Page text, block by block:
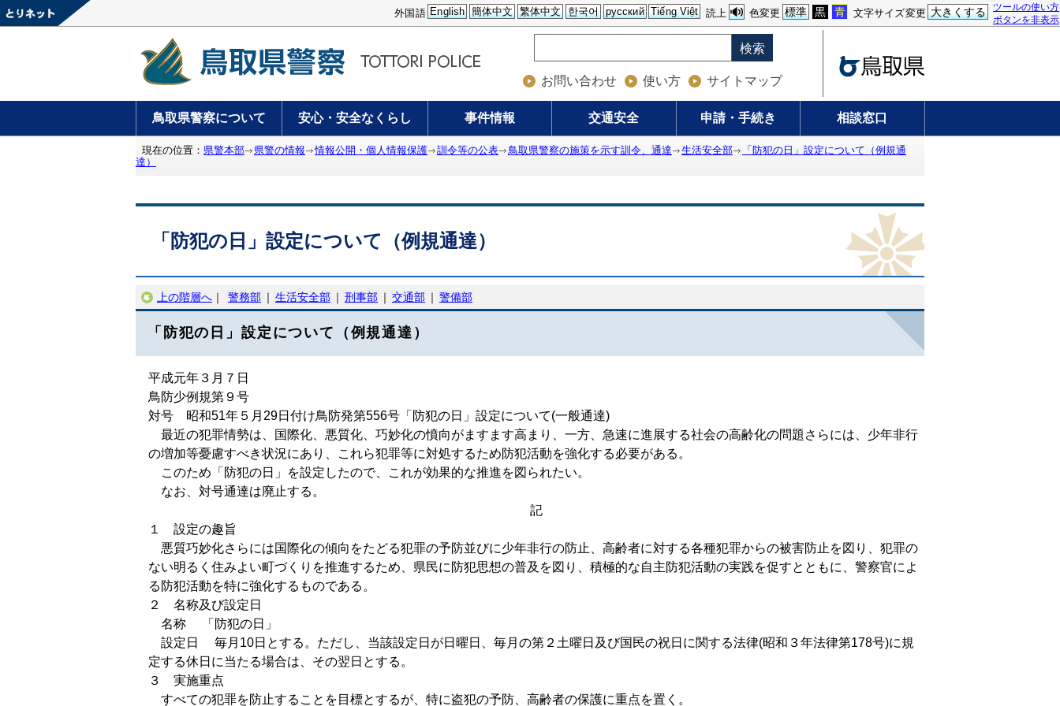
ツールの使い方
ボタンを非表示
文字サイズ変更 大きくする
色変更 標準 黒 青
読上
外国語 English 簡体中文 繁体中文 한국어 русский Tiếng Việt
検索
お問い合わせ 使い方 サイトマップ
鳥取県警察について 安心・安全なくらし 事件情報 交通安全 申請・手続き 相談窓口
現在の位置： 県警本部 県警の情報 情報公開・個人情報保護 訓令等の公表 鳥取県警察の施策を示す訓令、通達 生活安全部
「防犯の日」設定について（例規通
達）
「防犯の日」設定について（例規通達）
上の階層へ ｜ 警務部 ｜ 生活安全部 ｜ 刑事部 ｜ 交通部 ｜ 警備部
「防犯の日」設定について（例規通達）
平成元年３月７日
鳥防少例規第９号
対号 昭和51年５月29日付け鳥防発第556号「防犯の日」設定について(一般通達)
最近の犯罪情勢は、国際化、悪質化、巧妙化の憤向がますます高まり、一方、急速に進展する社会の高齢化の問題さらには、少年非行
の増加等憂慮すべき状況にあり、これら犯罪等に対処するため防犯活動を強化する必要がある。
このため「防犯の日」を設定したので、これが効果的な推進を図られたい。
なお、対号通達は廃止する。
記
１ 設定の趣旨
悪質巧妙化さらには国際化の傾向をたどる犯罪の予防並びに少年非行の防止、高齢者に対する各種犯罪からの被害防止を図り、犯罪の
ない明るく住みよい町づくりを推進するため、県民に防犯思想の普及を図り、積極的な自主防犯活動の実践を促すとともに、警察官によ
る防犯活動を特に強化するものである。
２ 名称及び設定日
名称 「防犯の日」
設定日 毎月10日とする。ただし、当該設定日が日曜日、毎月の第２土曜日及び国民の祝日に関する法律(昭和３年法律第178号)に規
定する休日に当たる場合は、その翌日とする。
３ 実施重点
すべての犯罪を防止することを目標とするが、特に盗犯の予防、高齢者の保護に重点を置く。